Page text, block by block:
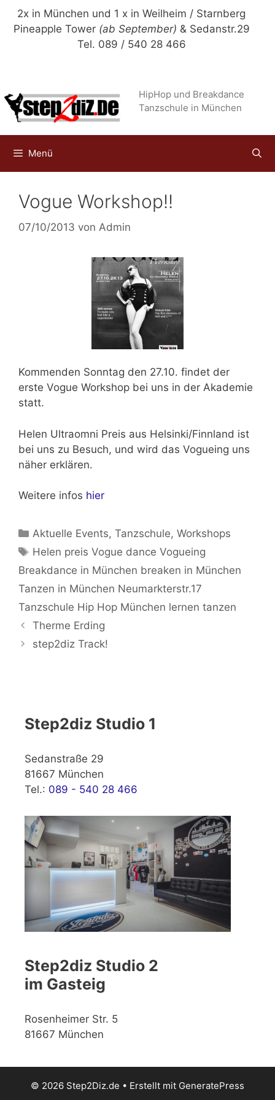
Zum
Inhalt
2x in München und 1 x in Weilheim / Starnberg
Pineapple Tower (ab September) & Sedanstr.29
Tel. 089 / 540 28 466
HipHop und Breakdance
Tanzschule in München
Menü
Vogue Workshop!!
07/10/2013 von Admin
Kommenden Sonntag den 27.10. findet der
erste Vogue Workshop bei uns in der Akademie
statt.
Helen Ultraomni Preis aus Helsinki/Finnland ist
bei uns zu Besuch, und wird das Vogueing uns
näher erklären.
Weitere infos hier
Kategorien
Aktuelle Events,Tanzschule,Workshops
Schlagwörter
Helen preis Vogue dance Vogueing
Breakdance in München breaken in München
Tanzen in München Neumarkterstr.17
Tanzschule Hip Hop München lernen tanzen
Therme Erding
step2diz Track!
Step2diz Studio 1
Sedanstraße 29
81667 München
Tel.: 089 - 540 28 466
Step2diz Studio 2
im Gasteig
Rosenheimer Str. 5
81667 München
© 2026 Step2Diz.de • Erstellt mit GeneratePress